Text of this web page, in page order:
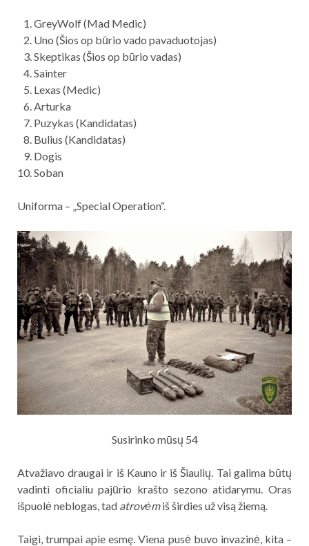
GreyWolf (Mad Medic)
Uno (Šios op būrio vado pavaduotojas)
Skeptikas (Šios op būrio vadas)
Sainter
Lexas (Medic)
Arturka
Puzykas (Kandidatas)
Bulius (Kandidatas)
Dogis
Soban
Uniforma – „Special Operation“.
Susirinko mūsų 54
Atvažiavo draugai ir iš Kauno ir iš Šiaulių. Tai galima būtų
vadinti oficialiu pajūrio krašto sezono atidarymu. Oras
išpuolė neblogas, tad atrovėmiš širdies už visą žiemą.
Taigi, trumpai apie esmę. Viena pusė buvo invazinė, kita –